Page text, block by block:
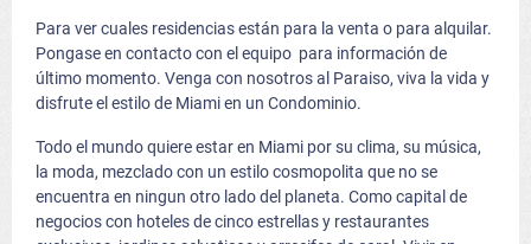
Para ver cuales residencias están para la venta o para alquilar.
Pongase en contacto con el equipo para información de
último momento. Venga con nosotros al Paraiso, viva la vida y
disfrute el estilo de Miami en un Condominio.
Todo el mundo quiere estar en Miami por su clima, su música,
la moda, mezclado con un estilo cosmopolita que no se
encuentra en ningun otro lado del planeta. Como capital de
negocios con hoteles de cinco estrellas y restaurantes